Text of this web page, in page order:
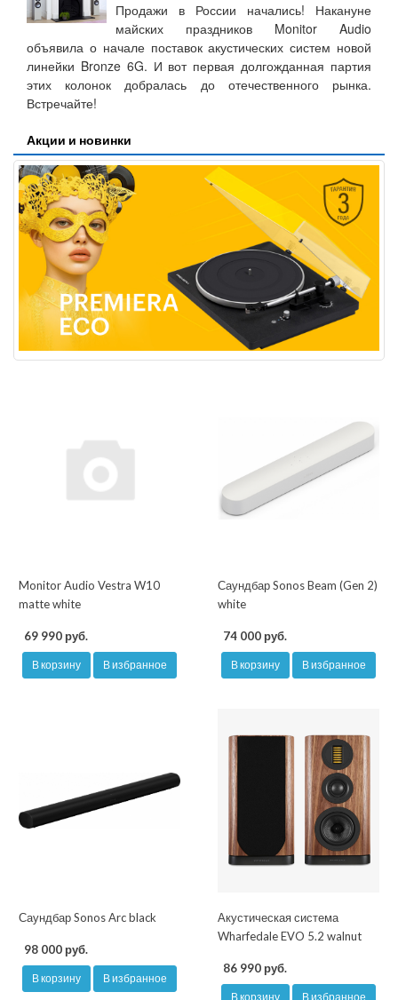
Продажи в России начались! Накануне
майских праздников Monitor Audio
объявила о начале поставок акустических систем новой
линейки Bronze 6G. И вот первая долгожданная партия
этих колонок добралась до отечественного рынка.
Встречайте!
Акции и новинки
Monitor Audio Vestra W10
matte white
69 990 руб.
В корзину В избранное
Саундбар Sonos Beam (Gen 2)
white
74 000 руб.
В корзину В избранное
Саундбар Sonos Arc black
98 000 руб.
В корзину В избранное
Акустическая система
Wharfedale EVO 5.2 walnut
86 990 руб.
В корзину В избранное